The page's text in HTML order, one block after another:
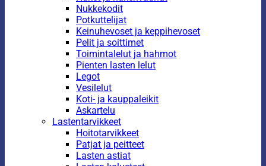
Nukkekodit
Potkuttelijat
Keinuhevoset ja keppihevoset
Pelit ja soittimet
Toimintalelut ja hahmot
Pienten lasten lelut
Legot
Vesilelut
Koti- ja kauppaleikit
Askartelu
Lastentarvikkeet
Hoitotarvikkeet
Patjat ja peitteet
Lasten astiat